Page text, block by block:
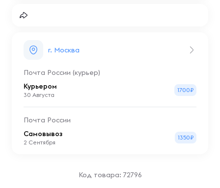
г. Москва
Почта России (курьер)
Курьером
30 Августа
1700₽
Почта России
Самовывоз
2 Сентября
1350₽
Код товара: 72796